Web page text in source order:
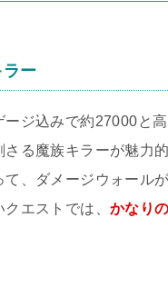
ー
ージ込みで約27000と高
さる魔族キラーが魅力
、ダメージウォール
エストでは、 かなり